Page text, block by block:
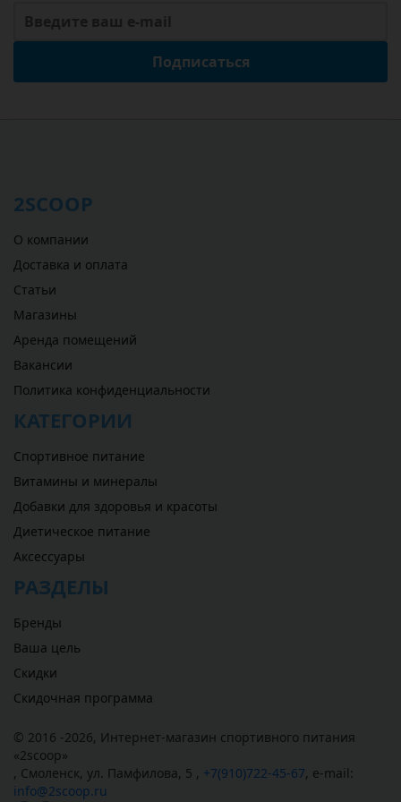
Подписаться
2SCOOP
О компании
Доставка и оплата
Статьи
Магазины
Аренда помещений
Вакансии
Политика конфиденциальности
КАТЕГОРИИ
Спортивное питание
Витамины и минералы
Добавки для здоровья и красоты
Диетическое питание
Аксессуары
РАЗДЕЛЫ
Бренды
Ваша цель
Скидки
Скидочная программа
© 2016 -2026, Интернет-магазин спортивного питания
«2scoop»
, Смоленск, ул. Памфилова, 5 , +7(910)722-45-67, e-mail:
info@2scoop.ru